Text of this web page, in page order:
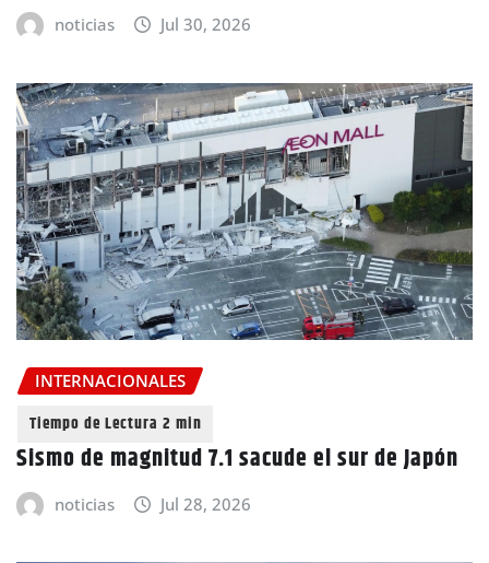
noticias Jul 30, 2026
INTERNACIONALES
Sismo de magnitud 7.1 sacude el sur de Japón
noticias Jul 28, 2026